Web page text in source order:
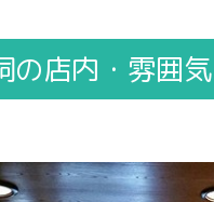
の店内・雰囲気